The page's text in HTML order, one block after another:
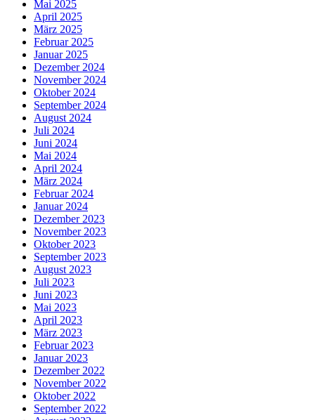
Mai 2025
April 2025
März 2025
Februar 2025
Januar 2025
Dezember 2024
November 2024
Oktober 2024
September 2024
August 2024
Juli 2024
Juni 2024
Mai 2024
April 2024
März 2024
Februar 2024
Januar 2024
Dezember 2023
November 2023
Oktober 2023
September 2023
August 2023
Juli 2023
Juni 2023
Mai 2023
April 2023
März 2023
Februar 2023
Januar 2023
Dezember 2022
November 2022
Oktober 2022
September 2022